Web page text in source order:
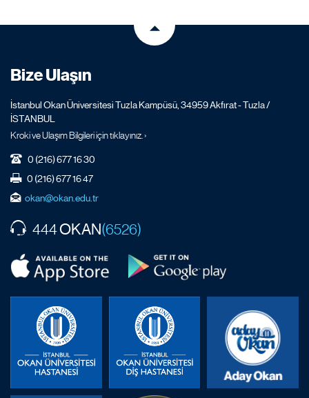
Bize Ulaşın
İstanbul Okan Üniversitesi Tuzla Kampüsü, 34959 Akfırat - Tuzla /
İSTANBUL
Kroki ve Ulaşım Bilgileri için tıklayınız. ›
0 (216) 677 16 30
0 (216) 677 16 47
okan@okan.edu.tr
444OKAN(6526)